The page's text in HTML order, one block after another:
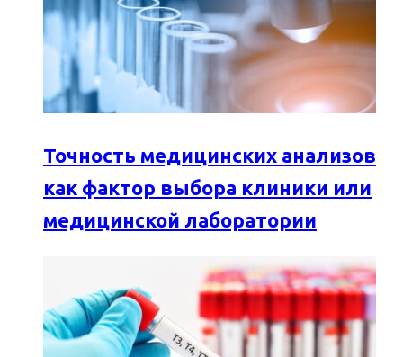
Точность медицинских анализов
как фактор выбора клиники или
медицинской лаборатории